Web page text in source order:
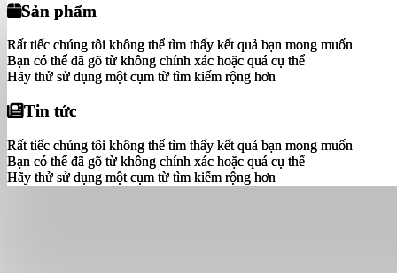
Sản phẩm
Rất tiếc chúng tôi không thể tìm thấy kết quả bạn mong muốn
Bạn có thể đã gõ từ không chính xác hoặc quá cụ thể
Hãy thử sử dụng một cụm từ tìm kiếm rộng hơn
Tin tức
Rất tiếc chúng tôi không thể tìm thấy kết quả bạn mong muốn
Bạn có thể đã gõ từ không chính xác hoặc quá cụ thể
Hãy thử sử dụng một cụm từ tìm kiếm rộng hơn
Sản phẩm
Rất tiếc chúng tôi không thể tìm thấy kết quả bạn mong muốn
Bạn có thể đã gõ từ không chính xác hoặc quá cụ thể
Hãy thử sử dụng một cụm từ tìm kiếm rộng hơn
Tin tức
Rất tiếc chúng tôi không thể tìm thấy kết quả bạn mong muốn
Bạn có thể đã gõ từ không chính xác hoặc quá cụ thể
Hãy thử sử dụng một cụm từ tìm kiếm rộng hơn